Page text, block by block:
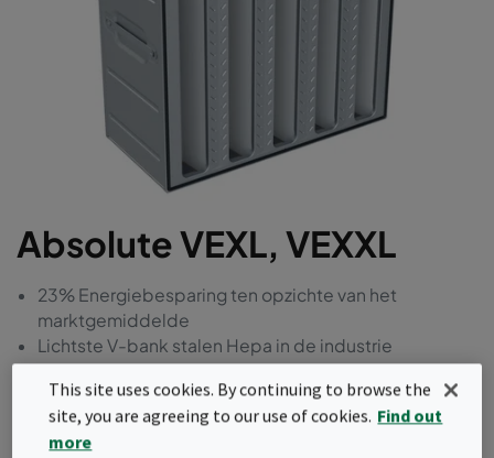
Absolute VEXL, VEXXL
23% Energiebesparing ten opzichte van het
marktgemiddelde
Lichtste V-bank stalen Hepa in de industrie
Sterk en luchtdicht frame
Machinaal geteste lekvrije constructie
Geoptimaliseerd voor Bag-in Bag-out veilig wisselen
Meest comfortabele bediening
This site uses cookies. By continuing to browse the
site, you are agreeing to our use of cookies. Find out
more